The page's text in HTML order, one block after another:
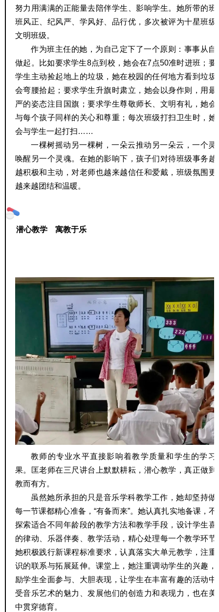
努力用满满的正能量去陪伴学生、影响学生。她所带的班
班风正、纪风严、学风好、品行优，多次被评为十星班级
文明班级。
作为班主任的她，为自己定下了一个原则：事事从自
做起。比如要求学生8点到校，她会在7点50准时进班；要
学生主动捡起地上的垃圾，她在校园的任何地方看到垃圾
会弯腰拾起；要求学生升旗时肃立，她会以身作则，用最
严的姿态注目国旗；要求学生尊敬师长、文明有礼，她会
与每个孩子同样的关心和尊重；每次班级打扫卫生时，她
会与学生一起打扫……
一棵树摇动另一棵树，一朵云推动另一朵云，一个灵
唤醒另一个灵魂。在她的影响下，孩子们对待班级事务越
越积极和主动，对老师也越来越信任和爱戴，班级氛围更
越来越团结和温暖。
潜心教学 寓教于乐
教师的专业水平直接影响着教学质量和学生的学习
果。匡老师在三尺讲台上默默耕耘，潜心教学，真正做到
教而有方。
虽然她所承担的只是音乐学科教学工作，她却坚持做
每一节课都精心准备，“有备而来”。她认真扎实地备课，不
探索适合不同年龄段的教学方法和教学手段，设计学生喜
的律动、乐器伴奏、教学活动，精心处理每一个教学环节
她积极践行新课程标准要求，认真落实大单元教学，注重
识的联系与拓展延伸。课堂上，她注重调动学生的兴趣，
励学生全面参与、大胆表现，让学生在丰富有趣的活动中
受音乐艺术的魅力、发展他们的创造力和表现力，也在美
中贯穿德育。